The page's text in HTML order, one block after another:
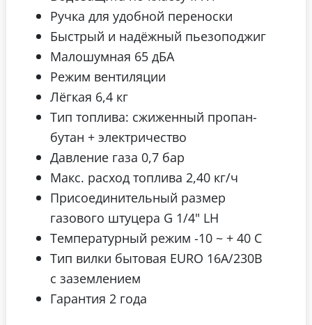
Ручка для удобной переноски
Быстрый и надёжный пьезоподжиг
Малошумная 65 дБА
Режим вентиляции
Лёгкая 6,4 кг
Тип топлива: сжиженный пропан-
бутан + электричество
Давление газа 0,7 бар
Макс. расход топлива 2,40 кг/ч
Присоединительный размер
газового штуцера G 1/4" LH
Температурный режим -10 ~ + 40 C
Тип вилки бытовая EURO 16А/230В
с заземлением
Гарантия 2 года